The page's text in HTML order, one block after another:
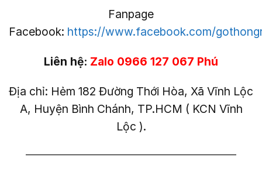
Fanpage
Facebook: https://www.facebook.com/
Liên hệ: Zalo 0966 127 067 Phú
Địa chỉ: Hẻm 182 Đường Thới Hòa, Xã Vĩnh Lộc
A, Huyện Bình Chánh, TP.HCM ( KCN Vĩnh
Lộc ).
——————————————————————–